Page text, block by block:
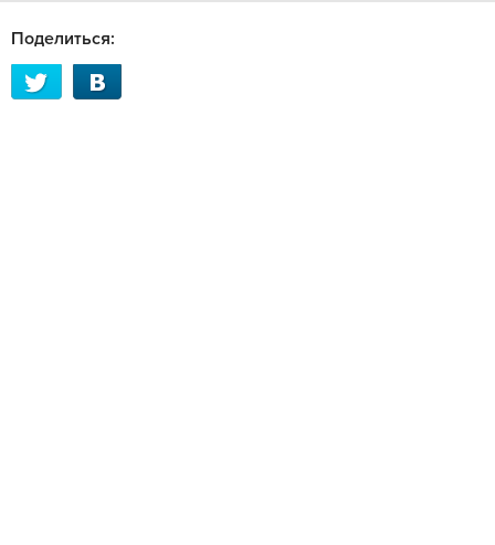
Поделиться: